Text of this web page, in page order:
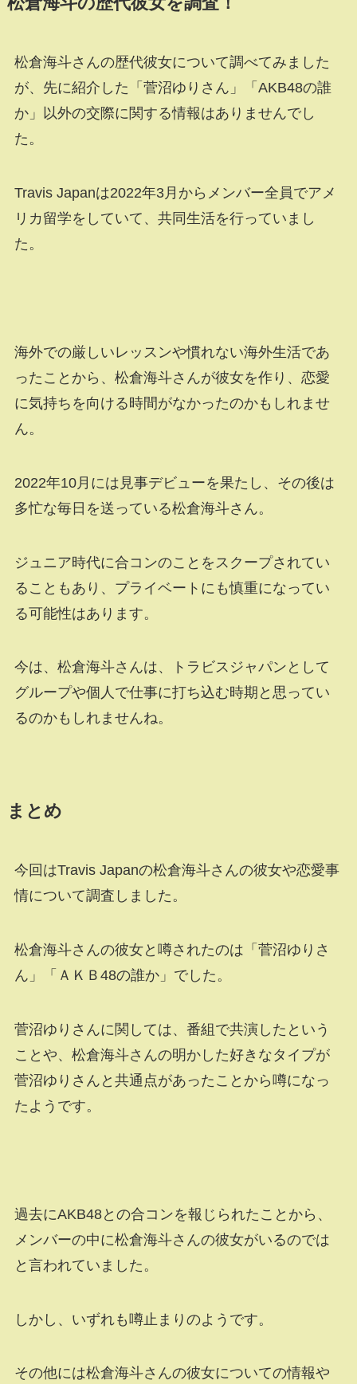
松倉海斗さんの歴代彼女について調べてみました
が、先に紹介した「菅沼ゆりさん」「AKB48の誰
か」以外の交際に関する情報はありませんでし
た。
Travis Japanは2022年3月からメンバー全員でアメ
リカ留学をしていて、共同生活を行っていまし
た。
海外での厳しいレッスンや慣れない海外生活であ
ったことから、松倉海斗さんが彼女を作り、恋愛
に気持ちを向ける時間がなかったのかもしれませ
ん。
2022年10月には見事デビューを果たし、その後は
多忙な毎日を送っている松倉海斗さん。
ジュニア時代に合コンのことをスクープされてい
ることもあり、プライベートにも慎重になってい
る可能性はあります。
今は、松倉海斗さんは、トラビスジャパンとして
グループや個人で仕事に打ち込む時期と思ってい
るのかもしれませんね。
まとめ
今回はTravis Japanの松倉海斗さんの彼女や恋愛事
情について調査しました。
松倉海斗さんの彼女と噂されたのは「菅沼ゆりさ
ん」「ＡＫＢ48の誰か」でした。
菅沼ゆりさんに関しては、番組で共演したという
ことや、松倉海斗さんの明かした好きなタイプが
菅沼ゆりさんと共通点があったことから噂になっ
たようです。
過去にAKB48との合コンを報じられたことから、
メンバーの中に松倉海斗さんの彼女がいるのでは
と言われていました。
しかし、いずれも噂止まりのようです。
その他には松倉海斗さんの彼女についての情報や